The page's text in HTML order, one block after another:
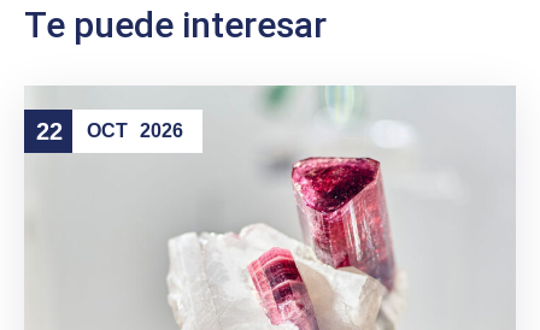
Te puede interesar
22 OCT 2026